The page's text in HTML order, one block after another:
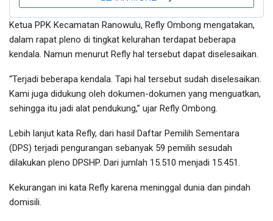
Ketua PPK Kecamatan Ranowulu, Refly Ombong mengatakan,
dalam rapat pleno di tingkat kelurahan terdapat beberapa
kendala. Namun menurut Refly hal tersebut dapat diselesaikan.
“Terjadi beberapa kendala. Tapi hal tersebut sudah diselesaikan.
Kami juga didukung oleh dokumen-dokumen yang menguatkan,
sehingga itu jadi alat pendukung,” ujar Refly Ombong.
Lebih lanjut kata Refly, dari hasil Daftar Pemilih Sementara
(DPS) terjadi pengurangan sebanyak 59 pemilih sesudah
dilakukan pleno DPSHP. Dari jumlah 15.510 menjadi 15.451.
Kekurangan ini kata Refly karena meninggal dunia dan pindah
domisili.